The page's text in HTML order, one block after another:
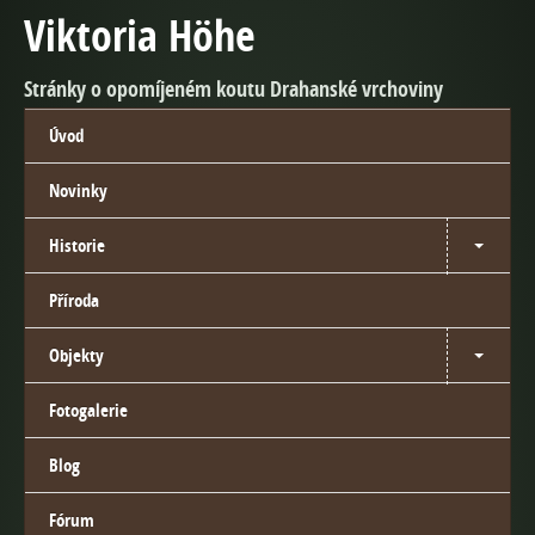
Viktoria Höhe
Stránky o opomíjeném koutu Drahanské vrchoviny
Úvod
Novinky
Historie
Příroda
Objekty
Fotogalerie
Blog
Fórum